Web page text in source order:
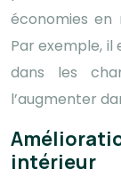
économies en
Par exemple,
dans les
l’augmenter
intérieur